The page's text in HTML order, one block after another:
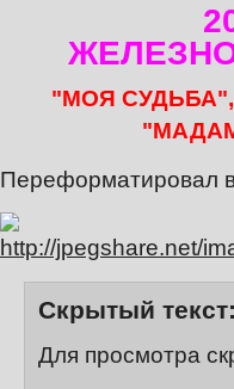
"МОЯ
Переформатировал
Скрытый
Для просмотра